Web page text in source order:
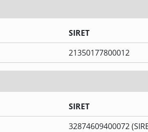
SIRET
21350177800012
SIRET
32874609400072